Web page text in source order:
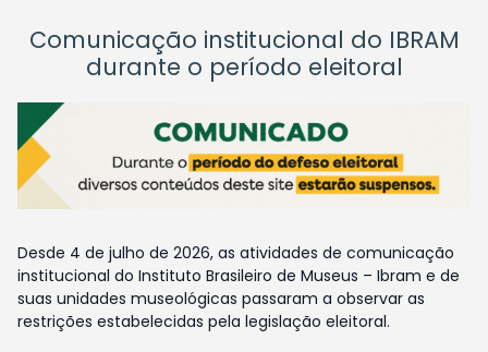
Comunicação institucional do IBRAM
durante o período eleitoral
Desde 4 de julho de 2026, as atividades de comunicação
institucional do Instituto Brasileiro de Museus – Ibram e de
suas unidades museológicas passaram a observar as
restrições estabelecidas pela legislação eleitoral.